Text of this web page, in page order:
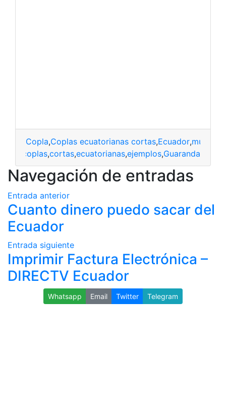
Copla,Coplas ecuatorianas cortas,Ecuador,música
coplas,cortas,ecuatorianas,ejemplos,Guaranda
Navegación de entradas
Entrada anterior
Cuanto dinero puedo sacar del
Ecuador
Entrada siguiente
Imprimir Factura Electrónica –
DIRECTV Ecuador
Whatsapp Email Twitter Telegram